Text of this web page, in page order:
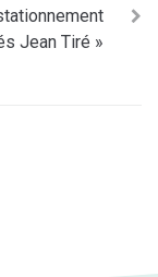
Jean Tiré »